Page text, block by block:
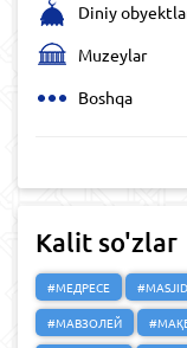
Diniy
Muzeylar
Boshqa
Kalit so'zlar
#МЕДРЕСЕ #MASJID
#МАВЗОЛЕЙ